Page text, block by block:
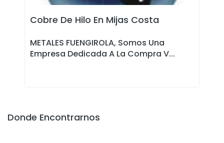
Cobre De Hilo En Mijas Costa
METALES FUENGIROLA, Somos Una
Empresa Dedicada A La Compra V...
Donde Encontrarnos